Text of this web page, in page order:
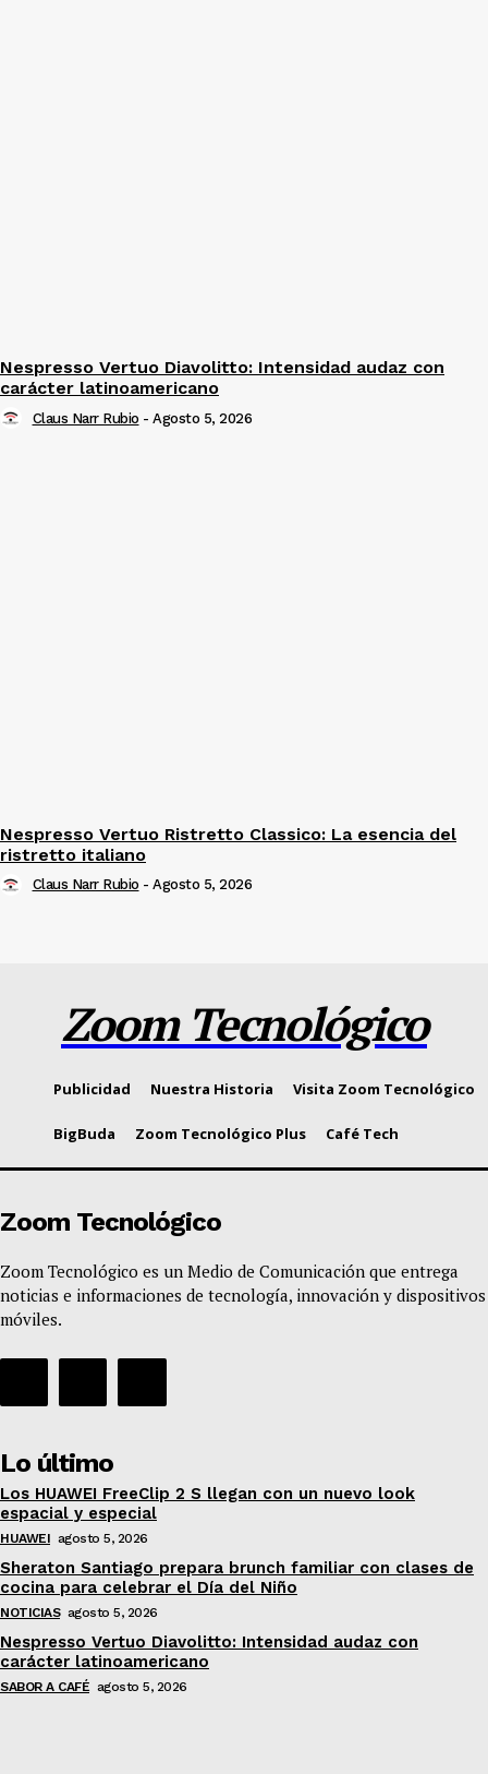
Nespresso Vertuo Diavolitto: Intensidad audaz con
carácter latinoamericano
Claus Narr Rubio - Agosto 5, 2026
Nespresso Vertuo Ristretto Classico: La esencia del
ristretto italiano
Claus Narr Rubio - Agosto 5, 2026
Zoom Tecnológico
Publicidad Nuestra Historia Visita Zoom Tecnológico
BigBuda Zoom Tecnológico Plus Café Tech
Zoom Tecnológico
Zoom Tecnológico es un Medio de Comunicación que entrega
noticias e informaciones de tecnología, innovación y dispositivos
móviles.
Lo último
Los HUAWEI FreeClip 2 S llegan con un nuevo look
espacial y especial
HUAWEI agosto 5, 2026
Sheraton Santiago prepara brunch familiar con clases de
cocina para celebrar el Día del Niño
NOTICIAS agosto 5, 2026
Nespresso Vertuo Diavolitto: Intensidad audaz con
carácter latinoamericano
SABOR A CAFÉ agosto 5, 2026